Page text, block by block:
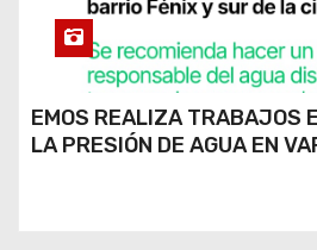
EMOS REALIZA TRABAJOS
LA PRESIÓN DE AGUA EN